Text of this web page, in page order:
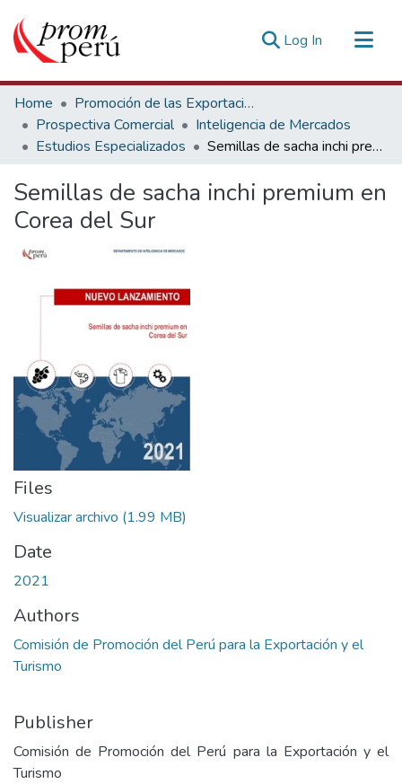
Log In (current)
Communities & Collections
All of DSpace
Statistics
Home
Promoción de las Exportaciones
Prospectiva Comercial
Inteligencia de Mercados
Estudios Especializados
Semillas de sacha inchi premium en Corea del Sur
Semillas de sacha inchi premium en
Corea del Sur
Files
Visualizar archivo (1.99 MB)
Date
2021
Authors
Comisión de Promoción del Perú para la Exportación y el
Turismo
Publisher
Comisión de Promoción del Perú para la Exportación y el
Turismo